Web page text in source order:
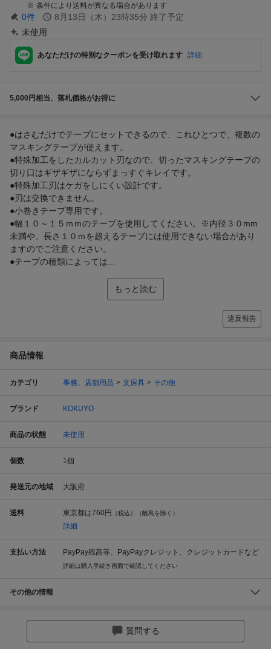
条件により送料が異なる場合があります
0件 8月13日（木）23時35分 終了予定
未使用
あなただけの特別なクーポンを受け取れます 詳細
5,000円相当、落札価格がお得に
●はさむだけでテープにセットできるので、これひとつで、複数の
マスキングテープが使えます。
●特殊加工をしたカルカット刃なので、切ったマスキングテープの
切り口はギザギザにならずまっすぐキレイです。
●特殊加工刃はケガをしにくい設計です。
●刃は交換できません。
●小巻きテープ専用です。
●幅１０～１５ｍｍのテープを使用してください。※内径３０mm
未満や、長さ１０ｍを超えるテープには使用できない場合があり
ますのでご注意ください。
●テープの種類によっては...
もっと読む
違反報告
商品情報
カテゴリ 事務、店舗用品 文房具 その他
ブランド KOKUYO
商品の状態 未使用
個数 1個
発送元の地域 大阪府
送料 東京都は760円 （税込）（離島を除く）
詳細
支払い方法 PayPay残高等、PayPayクレジット、クレジットカードなど
詳細は購入手続き画面で確認してください
その他の情報
質問する